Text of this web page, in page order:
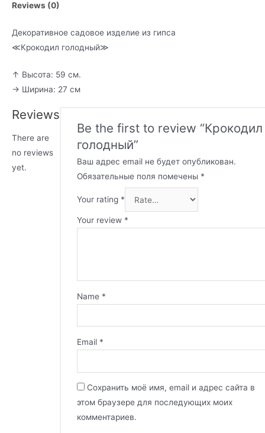
Reviews (0)
Декоративное садовое изделие из гипса
≪Крокодил голодный≫
↑ Высота: 59 см.
→ Ширина: 27 см
Reviews
There are
no reviews
yet.
Be the first to review “Крокодил
голодный”
Ваш адрес email не будет опубликован.
Обязательные поля помечены *
Your rating *
Your review *
Name *
Email *
Сохранить моё имя, email и адрес сайта в
этом браузере для последующих моих
комментариев.